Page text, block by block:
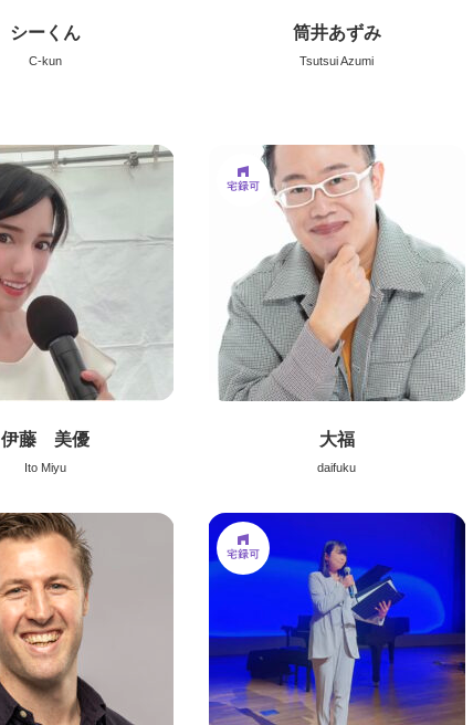
シーくん
C-kun
筒井あずみ
Tsutsui Azumi
伊藤 美優
Ito Miyu
大福
daifuku